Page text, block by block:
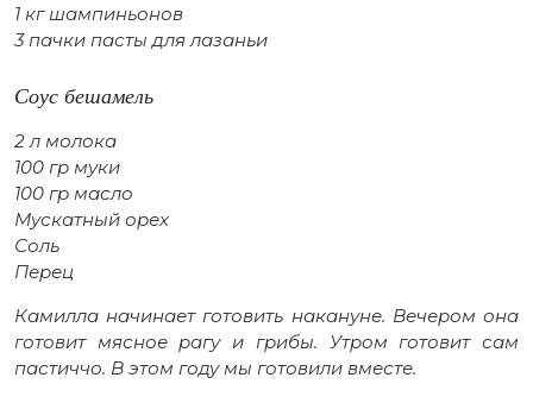
1 кг шампиньонов
3 пачки пасты для лазаньи
Соус бешамель
2 л молока
100 гр муки
100 гр масло
Мускатный орех
Соль
Перец
Камилла начинает готовить накануне. Вечером она
готовит мясное рагу и грибы. Утром готовит сам
пастиччо. В этом году мы готовили вместе.